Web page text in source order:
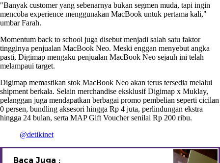
"Banyak customer yang sebenarnya bukan segmen muda, tapi ingin
mencoba experience menggunakan MacBook untuk pertama kali,"
umbar Farah.
Momentum back to school juga disebut menjadi salah satu faktor
tingginya penjualan MacBook Neo. Meski enggan menyebut angka
pasti, Digimap mengaku penjualan MacBook Neo sejauh ini telah
melampaui target.
Digimap memastikan stok MacBook Neo akan terus tersedia melalui
shipment berkala. Selain merchandise eksklusif Digimap x Muklay,
pelanggan juga mendapatkan berbagai promo pembelian seperti cicilan
0 persen, bundling aksesori hingga Rp 4 juta, perlindungan ekstra
hingga 24 bulan, serta MAP Gift Voucher senilai Rp 200 ribu.
@detikinet
Baca Juga :